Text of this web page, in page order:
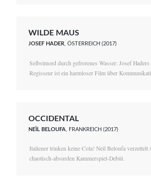
WILDE MAUS
JOSEF HADER, ÖSTERREICH (2017)
Selbstmord durch gefrorenes Wasser: Josef Haders
Regisseur ist ein harmloser Film über
OCCIDENTAL
NEÏL BELOUFA , FRANKREICH (2017)
Italiener trinken keine Cola! Neïl Beloufa verzettelt
chaotisch-absurden Kammerspiel-Debüt.